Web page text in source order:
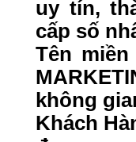
uy tín,
cấp số
Tên
không
Khách